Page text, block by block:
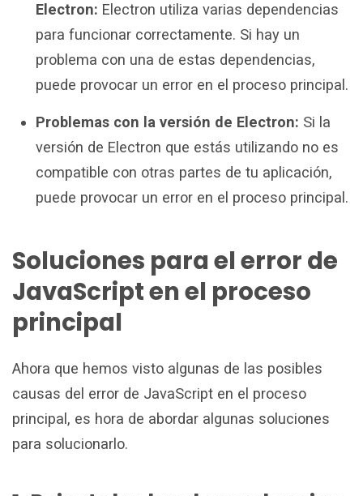
Electron: Electron utiliza varias dependencias
para funcionar correctamente. Si hay un
problema con una de estas dependencias,
puede provocar un error en el proceso principal.
Problemas con la versión de Electron: Si la
versión de Electron que estás utilizando no es
compatible con otras partes de tu aplicación,
puede provocar un error en el proceso principal.
Soluciones para el error de
JavaScript en el proceso
principal
Ahora que hemos visto algunas de las posibles
causas del error de JavaScript en el proceso
principal, es hora de abordar algunas soluciones
para solucionarlo.